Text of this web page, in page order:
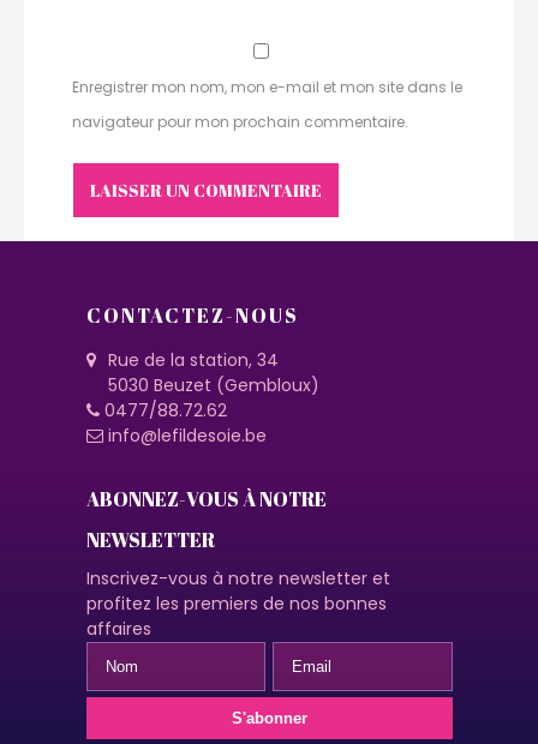
Enregistrer mon nom, mon e-mail et mon site dans le
navigateur pour mon prochain commentaire.
CONTACTEZ-NOUS
Rue de la station, 34
5030 Beuzet (Gembloux)
0477/88.72.62
info@lefildesoie.be
ABONNEZ-VOUS À NOTRE
NEWSLETTER
Inscrivez-vous à notre newsletter et
profitez les premiers de nos bonnes
affaires